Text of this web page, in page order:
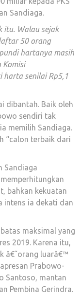
Sandiaga.
itu. Walau sejak
50 orang
hartanya masih
Komisi
harta senilai Rp5,1
dibantah. Baik oleh
sendiri tak
memilih Sandiaga.
“calon terbaik dari
Sandiaga
bahkan kekuatan
intens ia dekati dan
maksimal yang
2019. Karena itu,
â€˜orang luarâ€™
Prabowo-
Santoso, mantan
Pembina Gerindra.